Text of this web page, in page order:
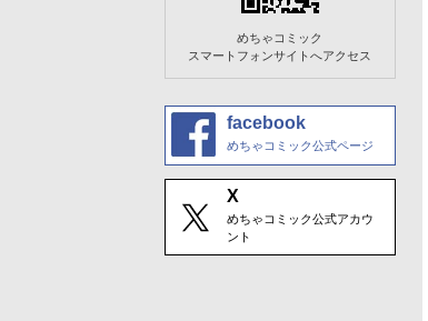
めちゃコミック
スマートフォンサイトへアクセス
facebook
めちゃコミック公式ページ
X
めちゃコミック公式アカウ
ント